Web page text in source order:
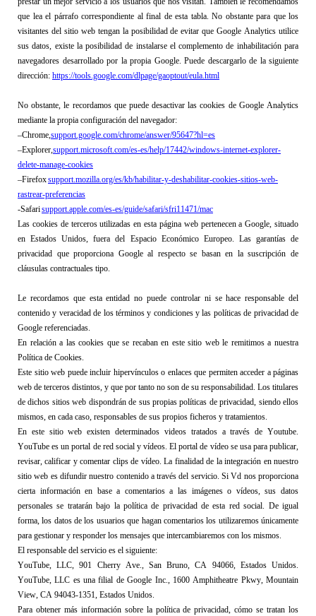
que lea el párrafo correspondiente al final de esta tabla. No obstante para que los
visitantes del sitio web tengan la posibilidad de evitar que Google Analytics utilice
sus datos, existe la posibilidad de instalarse el complemento de inhabilitación para
navegadores desarrollado por la propia Google. Puede descargarlo de la siguiente
dirección: https://tools.google.com/dlpage/gaoptout/eula.html
No obstante, le recordamos que puede desactivar las cookies de Google Analytics
mediante la propia configuración del navegador:
–Chrome,support.google.com/chrome/answer/95647?hl=es
–Explorer,support.microsoft.com/es-es/help/17442/windows-internet-explorer-
delete-manage-cookies
–Firefox support.mozilla.org/es/kb/habilitar-y-deshabilitar-cookies-sitios-web-
rastrear-preferencias
-Safarisupport.apple.com/es-es/guide/safari/sfri11471/mac
Las cookies de terceros utilizadas en esta página web pertenecen a Google, situado
en Estados Unidos, fuera del Espacio Económico Europeo. Las garantías de
privacidad que proporciona Google al respecto se basan en la suscripción de
cláusulas contractuales tipo.
Le recordamos que esta entidad no puede controlar ni se hace responsable del
contenido y veracidad de los términos y condiciones y las políticas de privacidad de
Google referenciadas.
En relación a las cookies que se recaban en este sitio web le remitimos a nuestra
Política de Cookies.
Este sitio web puede incluir hipervínculos o enlaces que permiten acceder a páginas
web de terceros distintos, y que por tanto no son de su responsabilidad. Los titulares
de dichos sitios web dispondrán de sus propias políticas de privacidad, siendo ellos
mismos, en cada caso, responsables de sus propios ficheros y tratamientos.
En este sitio web existen determinados videos tratados a través de Youtube.
YouTube es un portal de red social y vídeos. El portal de vídeo se usa para publicar,
revisar, calificar y comentar clips de vídeo. La finalidad de la integración en nuestro
sitio web es difundir nuestro contenido a través del servicio. Si Vd nos proporciona
cierta información en base a comentarios a las imágenes o vídeos, sus datos
personales se tratarán bajo la política de privacidad de esta red social. De igual
forma, los datos de los usuarios que hagan comentarios los utilizaremos únicamente
para gestionar y responder los mensajes que intercambiaremos con los mismos.
El responsable del servicio es el siguiente:
YouTube, LLC, 901 Cherry Ave., San Bruno, CA 94066, Estados Unidos.
YouTube, LLC es una filial de Google Inc., 1600 Amphitheatre Pkwy, Mountain
View, CA 94043-1351, Estados Unidos.
Para obtener más información sobre la política de privacidad, cómo se tratan los